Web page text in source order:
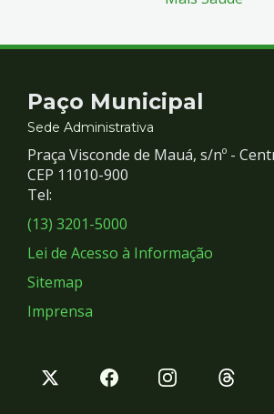
Contato
e
Redes
Sociais
Paço Municipal
Sede Administrativa
Praça Visconde de Mauá, s/nº -
CEP 11010-900
Tel:
(13) 3201-5000
Lei de Acesso à Informação
Sitemap
Imprensa